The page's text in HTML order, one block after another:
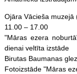
Ojāra Vācieša muzejā
11.00 – 17.00
"Māras ezera
dienai veltīta izstāde
Birutas Baumanas
Fotoizstāde "Māras